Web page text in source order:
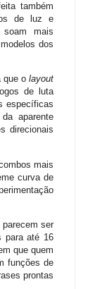
também
de luz e
mais
dos
que o layout
de luta
específicas
aparente
direcionais
mais
curva de
ser
para até 16
que quem
funções de
prontas